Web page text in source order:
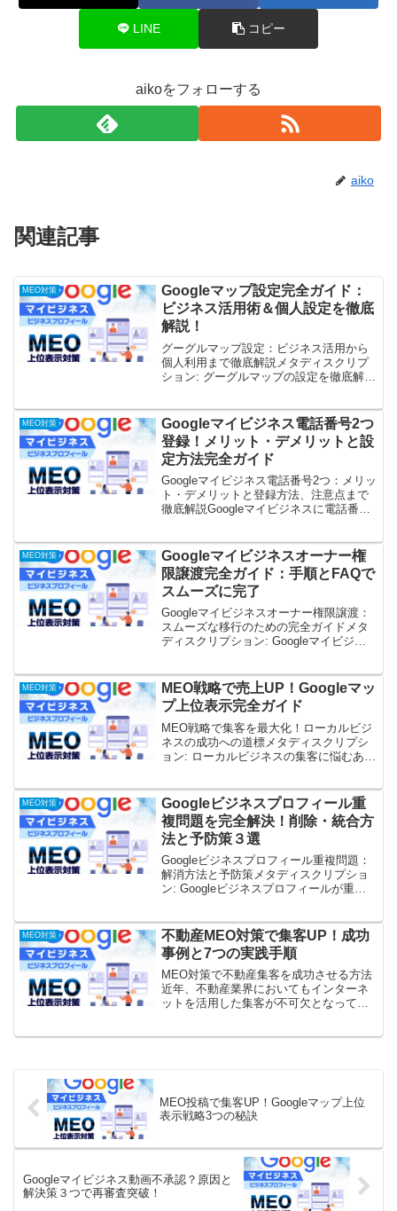
LINE コピー
aikoをフォローする
aiko
関連記事
MEO対策
Googleマップ設定完全ガイド：
ビジネス活用術＆個人設定を徹底
解説！
グーグルマップ設定：ビジネス活用から
個人利用まで徹底解説メタディスクリプ
ション: グーグルマップの設定を徹底解
ます。位置情報共有、オフラインマップ
活用、Googleマイ...
MEO対策
Googleマイビジネス電話番号2つ
登録！メリット・デメリットと設
定方法完全ガイド
Googleマイビジネス電話番号2つ：メリッ
ト・デメリットと登録方法、注意点まで
徹底解説Googleマイビジネスに電話番号
ット・デメリットがあるのでしょうか？
この記事...
MEO対策
Googleマイビジネスオーナー権
限譲渡完全ガイド：手順とFAQで
スムーズに完了
Googleマイビジネスオーナー権限譲渡：
スムーズな移行のための完全ガイドメタ
ディスクリプション: Googleマイビジネ
順、よくある質問までを網羅。スムーズ
な権限移行...
MEO対策
MEO戦略で売上UP！Googleマッ
プ上位表示完全ガイド
MEO戦略で集客を最大化！ローカルビジ
ネスの成功への道標メタディスクリプシ
ョン: ローカルビジネスの集客に悩むあな
説！Googleビジネスプロフィール最適化
から口コミ...
MEO対策
Googleビジネスプロフィール重
複問題を完全解決！削除・統合方
法と予防策３選
Googleビジネスプロフィール重複問題：
解消方法と予防策メタディスクリプショ
ン: Googleビジネスプロフィールが重複
原因、悪影響、解消方法、そして予防策
を詳しく解説...
MEO対策
不動産MEO対策で集客UP！成功
事例と7つの実践手順
MEO対策で不動産集客を成功させる方法
近年、不動産業界においてもインターネ
ットを活用した集客が不可欠となってい
MEO投稿で集客UP！Googleマップ上位
表示戦略3つの秘訣
Googleマイビジネス動画不承認？原因と
解決策３つで再審査突破！